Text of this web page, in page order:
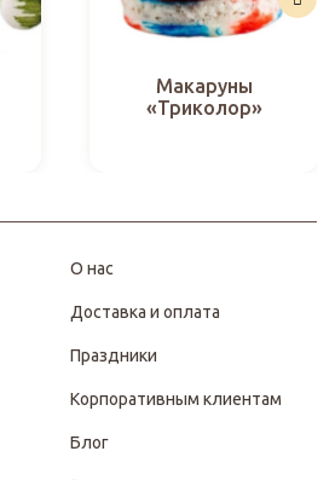
Макаруны
«Триколор»
О нас
Доставка и оплата
Праздники
Корпоративным клиентам
Блог